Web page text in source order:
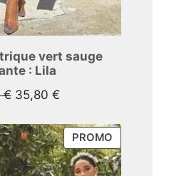
vert sauge
: Lila
€ Le
initial
était :
41,80 €.
35,80 €
actuel
est :
35,80 €.
PROMOPRODUIT
EN